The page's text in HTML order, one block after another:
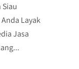
Layak
Jasa